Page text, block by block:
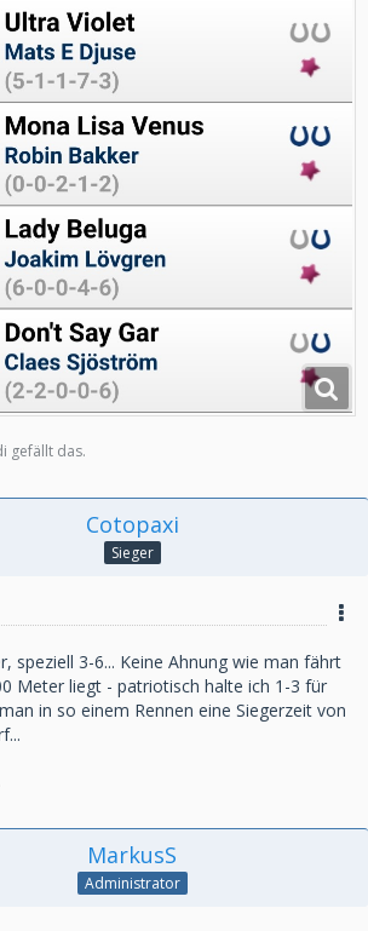
gefällt das.
Cotopaxi
Sieger
speziell 3-6... Keine Ahnung wie man fährt
Meter liegt - patriotisch halte ich 1-3 für
in so einem Rennen eine Siegerzeit von
MarkusS
Administrator